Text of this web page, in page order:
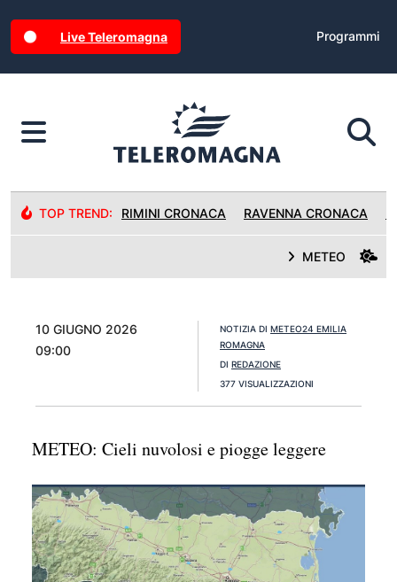
Live Teleromagna Programmi
TOP TREND: RIMINI CRONACA RAVENNA CRONACA
METEO
10 GIUGNO 2026
09:00
NOTIZIA DI METEO24 EMILIA
ROMAGNA
DI REDAZIONE
377 VISUALIZZAZIONI
METEO: Cieli nuvolosi e piogge leggere